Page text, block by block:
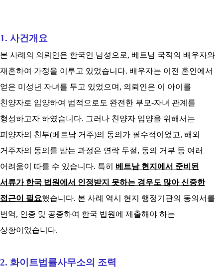
1. 사건개요
본 사례의 의뢰인은 한국인 남성으로, 베트남 국적의 배우자와
재혼하여 가정을 이루고 있었습니다. 배우자는 이전 혼인에서
얻은 미성년 자녀를 두고 있었으며, 의뢰인은 이 아이를
친양자로 입양하여 법적으로도 완전한 부모-자녀 관계를
형성하고자 하였습니다. 그러나 친양자 입양을 위해서는
피양자의 친부(베트남 거주)의 동의가 필수적이었고, 해외
거주자의 동의를 받는 과정은 연락 두절, 동의 거부 등 여러
어려움이 따를 수 있습니다. 특히 베트남 현지에서 준비된
서류가 한국 법원에서 인정받지 못하는 경우도 많아 신중한
접근이 필요했습니다. 본 사례 역시 현지 행정기관의 동의서를
번역, 인증 및 공증하여 한국 법원에 제출해야 하는
상황이었습니다.
2. 화이트법률사무소의 조력